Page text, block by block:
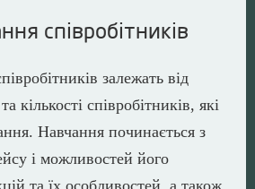
співробітників
залежать від
кількості співробітників, які
Навчання починається з
і можливостей його
та їх особливостей, а також